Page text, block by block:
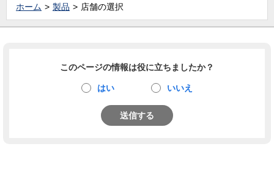
ホーム 製品 店舗の選択
このページの情報は役に立ちましたか？
はい いいえ
送信する